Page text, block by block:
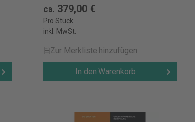
ca. 379,00 €
Pro Stück
inkl. MwSt.
Zur Merkliste hinzufügen
In den Warenkorb